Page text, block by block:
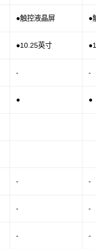
●触控液晶屏 ●
●10.25英寸
- -
● ●
- -
- -
- -